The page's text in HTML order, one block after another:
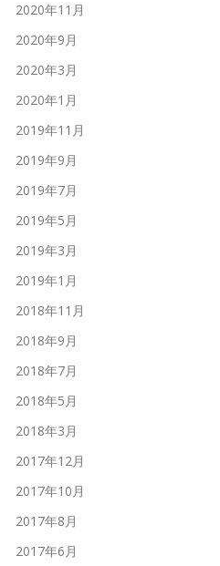
2020年11月
2020年9月
2020年3月
2020年1月
2019年11月
2019年9月
2019年7月
2019年5月
2019年3月
2019年1月
2018年11月
2018年9月
2018年7月
2018年5月
2018年3月
2017年12月
2017年10月
2017年8月
2017年6月